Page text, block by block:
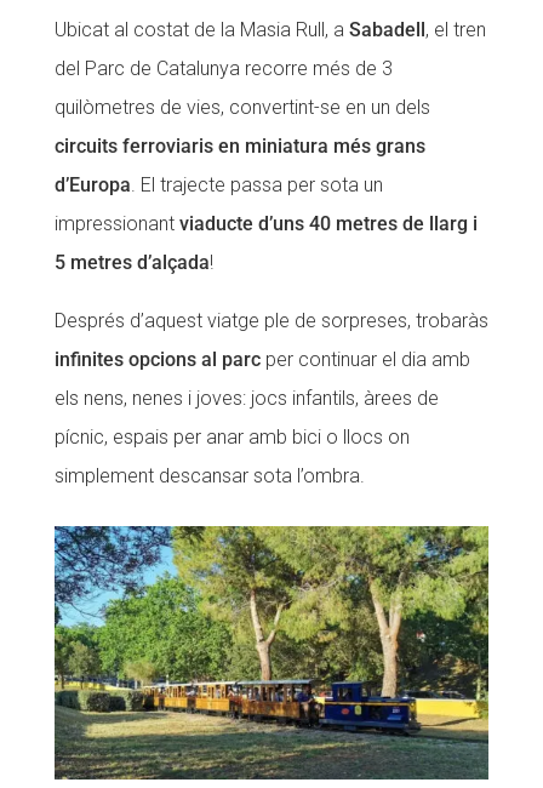
Ubicat al costat de la Masia Rull, a Sabadell, el tren
del Parc de Catalunya recorre més de 3
quilòmetres de vies, convertint-se en un dels
circuits ferroviaris en miniatura més grans
d’Europa. El trajecte passa per sota un
impressionant viaducte d’uns 40 metres de llarg i
5 metres d’alçada!
Després d’aquest viatge ple de sorpreses, trobaràs
infinites opcions al parcper continuar el dia amb
els nens, nenes i joves: jocs infantils, àrees de
pícnic, espais per anar amb bici o llocs on
simplement descansar sota l’ombra.